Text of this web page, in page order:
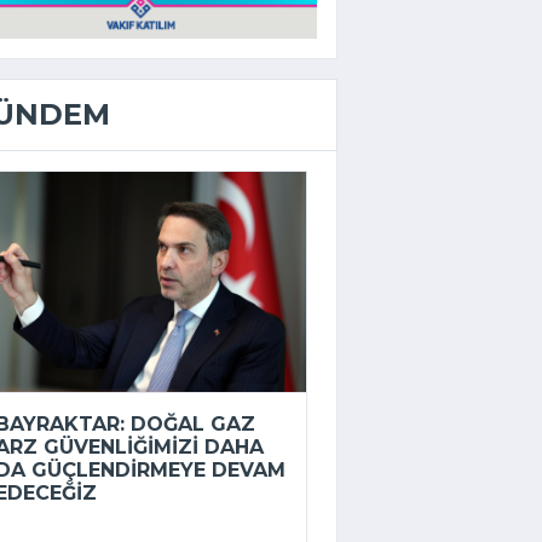
DOĞAL GAZ
GÜVENLIĞIMIZI DAHA
GÜÇLENDIRMEYE DEVAM